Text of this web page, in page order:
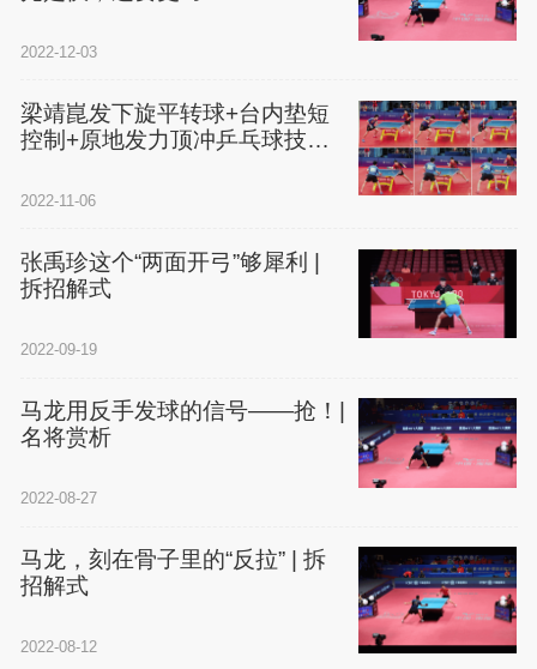
2022-12-03
梁靖崑发下旋平转球+台内垫短
控制+原地发力顶冲乒乓球技术
2022-11-06
张禹珍这个“两面开弓”够犀利 |
拆招解式
2022-09-19
马龙用反手发球的信号——抢！|
名将赏析
2022-08-27
马龙，刻在骨子里的“反拉” | 拆
招解式
2022-08-12